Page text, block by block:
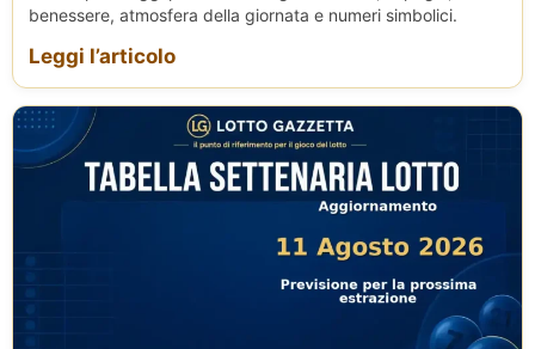
benessere, atmosfera della giornata e numeri simbolici.
Leggi l’articolo